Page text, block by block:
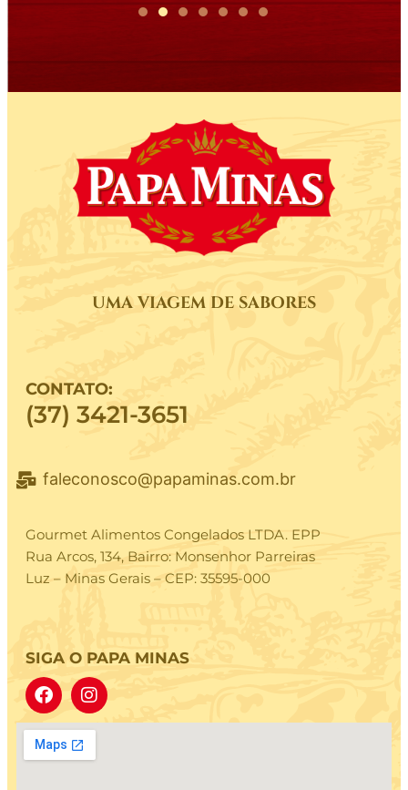
UMA VIAGEM DE SABORES
CONTATO:
(37) 3421-3651
faleconosco@papaminas.com.br
Gourmet Alimentos Congelados LTDA. EPP
Rua Arcos, 134, Bairro: Monsenhor Parreiras
Luz – Minas Gerais – CEP: 35595-000
SIGA O PAPA MINAS